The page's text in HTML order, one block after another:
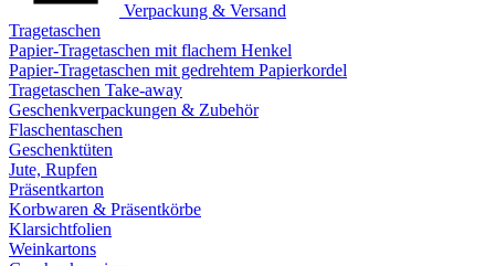
Verpackung & Versand
Tragetaschen
Papier-Tragetaschen mit flachem Henkel
Papier-Tragetaschen mit gedrehtem Papierkordel
Tragetaschen Take-away
Geschenkverpackungen & Zubehör
Flaschentaschen
Geschenktüten
Jute, Rupfen
Präsentkarton
Korbwaren & Präsentkörbe
Klarsichtfolien
Weinkartons